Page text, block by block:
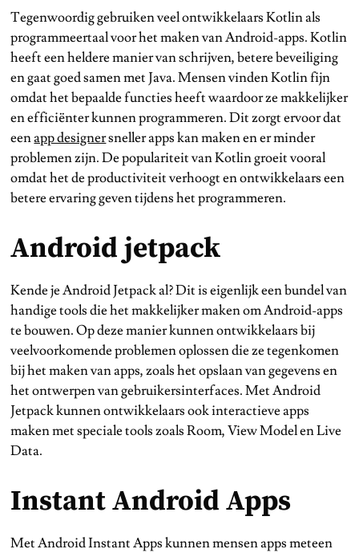
Tegenwoordig gebruiken veel ontwikkelaars Kotlin als
programmeertaal voor het maken van Android-apps. Kotlin
heeft een heldere manier van schrijven, betere beveiliging
en gaat goed samen met Java. Mensen vinden Kotlin fijn
omdat het bepaalde functies heeft waardoor ze makkelijker
en efficiënter kunnen programmeren. Dit zorgt ervoor dat
eenapp designersneller apps kan maken en er minder
problemen zijn. De populariteit van Kotlin groeit vooral
omdat het de productiviteit verhoogt en ontwikkelaars een
betere ervaring geven tijdens het programmeren.
Android jetpack
Kende je Android Jetpack al? Dit is eigenlijk een bundel van
handige tools die het makkelijker maken om Android-apps
te bouwen. Op deze manier kunnen ontwikkelaars bij
veelvoorkomende problemen oplossen die ze tegenkomen
bij het maken van apps, zoals het opslaan van gegevens en
het ontwerpen van gebruikersinterfaces. Met Android
Jetpack kunnen ontwikkelaars ook interactieve apps
maken met speciale tools zoals Room, View Model en Live
Data.
Instant Android Apps
Met Android Instant Apps kunnen mensen apps meteen